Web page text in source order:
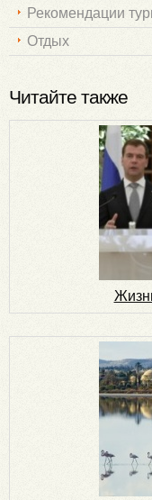
Рекомендации
Отдых
Читайте также